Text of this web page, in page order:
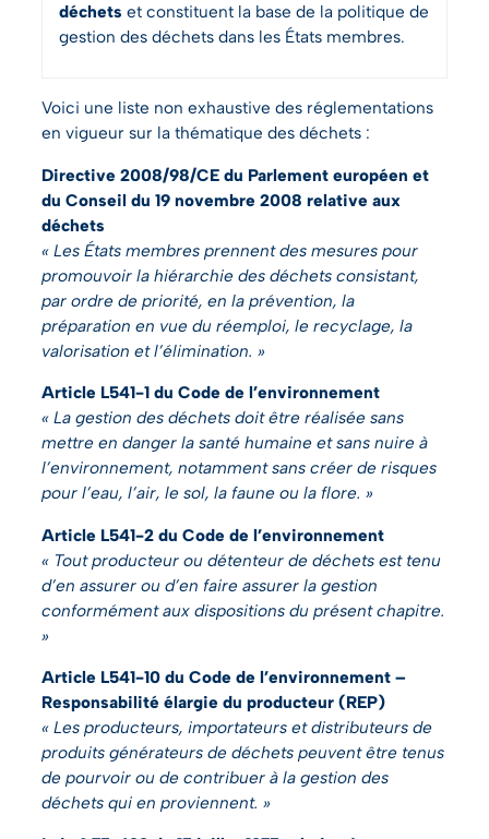
déchets et constituent la base de la politique de
gestion des déchets dans les États membres.
Voici une liste non exhaustive des réglementations
en vigueur sur la thématique des déchets :
Directive 2008/98/CE du Parlement européen et
du Conseil du 19 novembre 2008 relative aux
déchets
« Les États membres prennent des mesures pour
promouvoir la hiérarchie des déchets consistant,
par ordre de priorité, en la prévention, la
préparation en vue du réemploi, le recyclage, la
valorisation et l’élimination. »
Article L541-1 du Code de l’environnement
« La gestion des déchets doit être réalisée sans
mettre en danger la santé humaine et sans nuire à
l’environnement, notamment sans créer de risques
pour l’eau, l’air, le sol, la faune ou la flore. »
Article L541-2 du Code de l’environnement
« Tout producteur ou détenteur de déchets est tenu
d’en assurer ou d’en faire assurer la gestion
conformément aux dispositions du présent chapitre.
»
Article L541-10 du Code de l’environnement –
Responsabilité élargie du producteur (REP)
« Les producteurs, importateurs et distributeurs de
produits générateurs de déchets peuvent être tenus
de pourvoir ou de contribuer à la gestion des
déchets qui en proviennent. »